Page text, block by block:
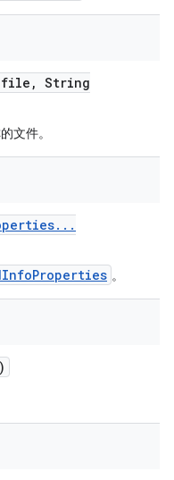
file , String
文件。
. . .
。